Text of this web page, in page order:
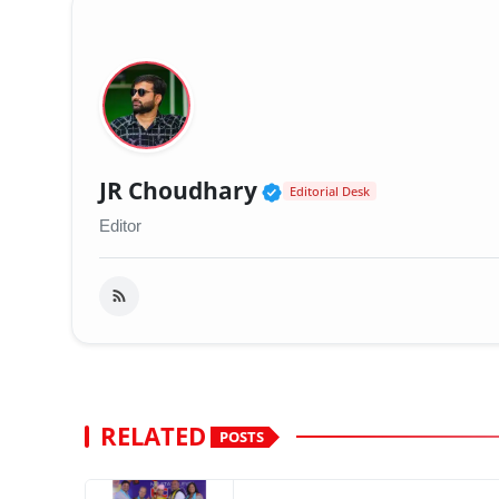
JR Choudhary Verified Public
Editorial Desk
Editor
RELATED POSTS